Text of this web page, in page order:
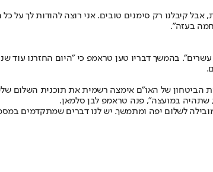
קיבלנו רק סימנים טובים. אני רוצה להודות לך על
בעזה".
בהמשך דבריו טען טראמפ כי "היום החזרנו עוד
של האו"ם אימצה רשמית את תוכנית השלום
שתהיה במועצה", פנה טראמפ לבן סלמאן.
לשלום יפה ומתמשך. יש לנו דברים שמתקדמים